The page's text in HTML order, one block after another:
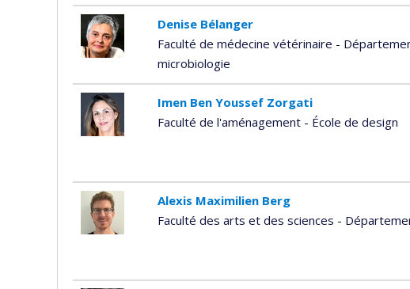
Denise Bélanger
Faculté de médecine vétérinaire -
microbiologie
Imen Ben Youssef Zorgati
Faculté de l'aménagement - École de design
Alexis Maximilien Berg
Faculté des arts et des sciences -